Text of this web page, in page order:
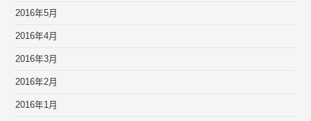
2016年5月
2016年4月
2016年3月
2016年2月
2016年1月